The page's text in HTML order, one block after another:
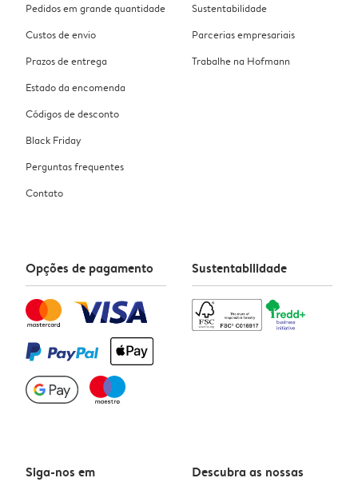
Pedidos em grande quantidade
Custos de envio
Prazos de entrega
Estado da encomenda
Códigos de desconto
Black Friday
Perguntas frequentes
Contato
Sustentabilidade
Parcerias empresariais
Trabalhe na Hofmann
Opções de pagamento Sustentabilidade
Siga-nos em
Descubra as nossas